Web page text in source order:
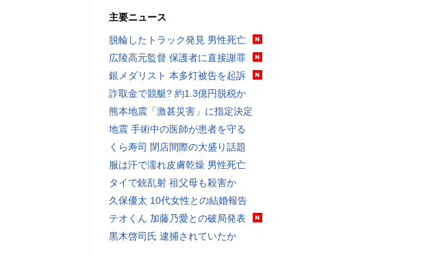
主要ニュース
脱輪したトラック発見 男性死亡
広陵高元監督 保護者に直接謝罪
銀メダリスト 本多灯被告を起訴
詐取金で競艇? 約1.3億円脱税か
熊本地震「激甚災害」に指定決定
地震 手術中の医師が患者を守る
くら寿司 閉店間際の大盛り話題
服は汗で濡れ皮膚乾燥 男性死亡
タイで銃乱射 祖父母も殺害か
久保優太 10代女性との結婚報告
テオくん 加藤乃愛との破局発表
黒木啓司氏 逮捕されていたか